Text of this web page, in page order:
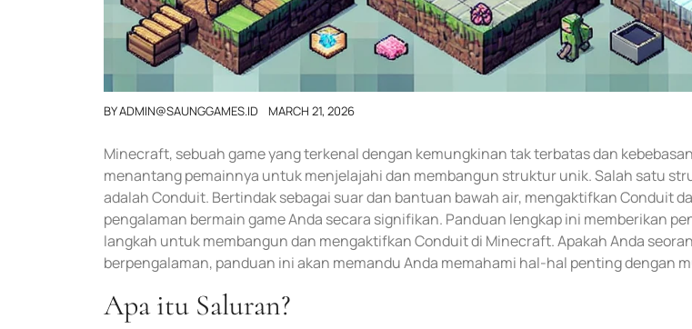
BYADMIN@SAUNGGAMES.ID MARCH 21, 2026
Minecraft, sebuah game yang terkenal dengan kemungkinan tak terbatas dan
menantang pemainnya untuk menjelajahi dan membangun struktur unik. Salah satu
adalah Conduit. Bertindak sebagai suar dan bantuan bawah air, mengaktifkan Conduit
pengalaman bermain game Anda secara signifikan. Panduan lengkap ini memberikan
langkah untuk membangun dan mengaktifkan Conduit di Minecraft. Apakah Anda
berpengalaman, panduan ini akan memandu Anda memahami hal-hal penting dengan
Apa itu Saluran?